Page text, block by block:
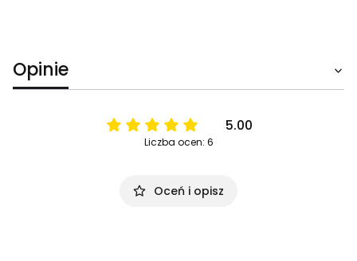
Opinie
5.00
Liczba ocen: 6
Oceń i opisz